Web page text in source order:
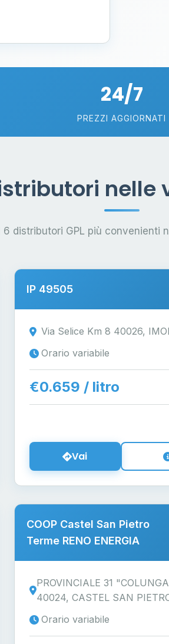
24/7
PREZZI AGGIORNATI
nelle
I 6 distributori GPL più convenienti
IP 49505
Via Selice Km 8 40026,
Orario variabile
€0.659 / litro
Vai
COOP Castel San Pietro
Terme RENO ENERGIA
PROVINCIALE 31
40024, CASTEL SAN
Orario variabile